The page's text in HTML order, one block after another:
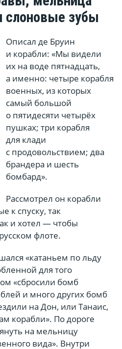
слоновые зубы
Описал де Бруин
и корабли: «Мы видели
их на воде пятнадцать,
а именно: четыре корабля
военных, из которых
самый большой
о пятидесяти четырёх
пушках; три корабля
для клади
с продовольствием; два
брандера и шесть
бомбард».
Рассмотрел он корабли
к спуску, так
и хотел — чтобы
флоте.
«катаньем по льду
для того
«сбросили бомб
и много других бомб
на Дон, или Танаис,
корабли». По дороге
на мельницу
вида». Внутри